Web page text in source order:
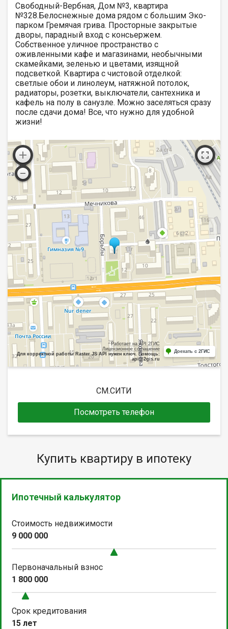
Свободный-Вербная, Дом №3, квартира
№328.Белоснежные дома рядом с большим Эко-
парком Гремячая грива. Просторные закрытые
дворы, парадный вход с консьержем.
Собственное уличное пространство с
оживленными кафе и магазинами, необычными
скамейками, зеленью и цветами, изящной
подсветкой. Квартира с чистовой отделкой:
светлые обои и линолеум, натяжной потолок,
радиаторы, розетки, выключатели, сантехника и
кафель на полу в санузле. Можно заселяться сразу
после сдачи дома! Все, что нужно для удобной
жизни!
Работает на API 2ГИС
Лицензионное соглашение
Для корректной работы Raster JS API нужен ключ. Помощь:
api@2gis.ru
Доехать с 2ГИС
СМ.СИТИ
Посмотреть телефон
Купить квартиру в ипотеку
Ипотечный калькулятор
Стоимость недвижимости
9 000 000
Первоначальный взнос
1 800 000
Срок кредитования
15 лет